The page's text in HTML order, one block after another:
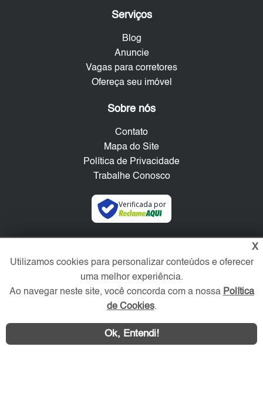
Serviços
Blog
Anuncie
Vagas para corretores
Ofereça seu imóvel
Sobre nós
Contato
Mapa do Site
Política de Privacidade
Trabalhe Conosco
Verificada por
X
Utilizamos cookies para personalizar conteúdos e oferecer
uma melhor experiência.
Ao navegar neste site, você concorda com a nossa Política
de Cookies.
Ok, Entendi!